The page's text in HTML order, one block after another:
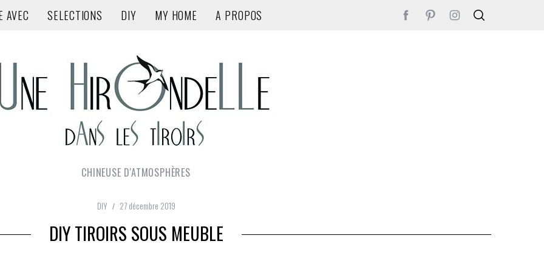
AVEC SELECTIONS DIY MY HOME A PROPOS
CHINEUSE D'ATMOSPHÈRES
DIY 27 décembre 2019
DIY TIROIRS SOUS MEUBLE